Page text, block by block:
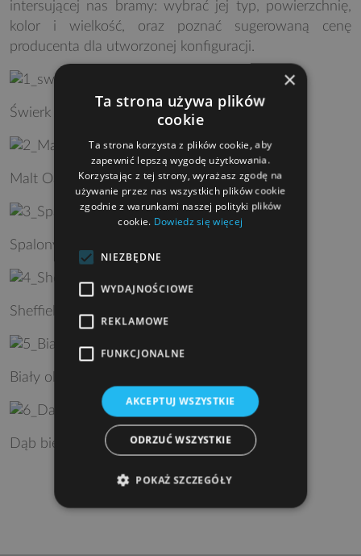
intersującej nas bramy: wybrać jej typ, powierzchnię,
kolor i wielkość, oraz poznać sugerowaną cenę
producenta dla utworzonej konfiguracji.
Świerk
Malt Oak
Spalony dąb
Sheffield
Biały olejowany dąb
Dąb bielony
×
Ta strona używa plików
cookie
Ta strona korzysta z plików cookie, aby
zapewnić lepszą wygodę użytkowania.
Korzystając z tej strony, wyrażasz zgodę na
używanie przez nas wszystkich plików cookie
zgodnie z warunkami naszej polityki plików
cookie. Dowiedz się więcej
NIEZBĘDNE
WYDAJNOŚCIOWE
REKLAMOWE
FUNKCJONALNE
AKCEPTUJ WSZYSTKIE
ODRZUĆ WSZYSTKIE
POKAŻ SZCZEGÓŁY